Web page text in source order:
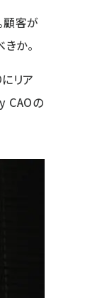
顧客が
か。
リア
CAOの